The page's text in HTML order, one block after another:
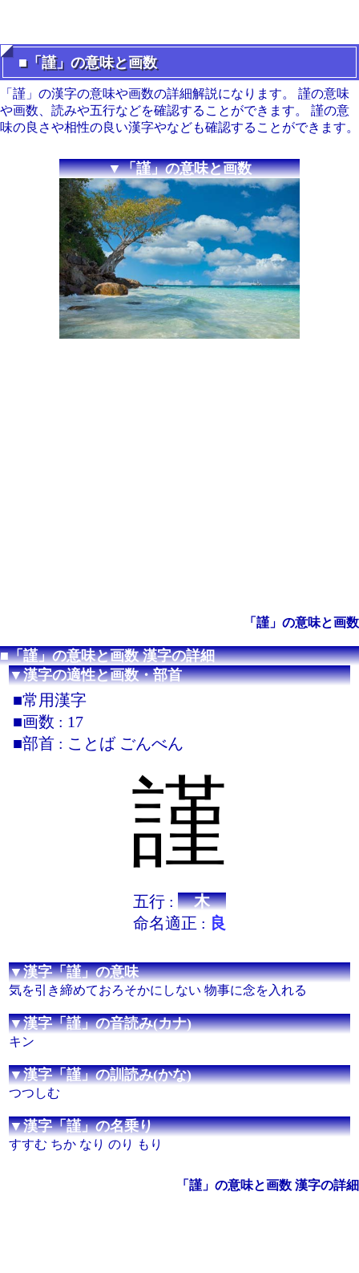
■「謹」の意味と画数
「謹」の漢字の意味や画数の詳細解説になります。 謹の意味
や画数、読みや五行などを確認することができます。 謹の意
味の良さや相性の良い漢字やなども確認することができます。
▼「謹」の意味と画数
「謹」の意味と画数
■「謹」の意味と画数 漢字の詳細
▼漢字の適性と画数・部首
■常用漢字
■画数 : 17
■部首 : ことば ごんべん
謹
五行 : 木
命名適正 : 良
▼漢字「謹」の意味
気を引き締めておろそかにしない 物事に念を入れる
▼漢字「謹」の音読み(カナ)
キン
▼漢字「謹」の訓読み(かな)
つつしむ
▼漢字「謹」の名乗り
すすむ ちか なり のり もり
「謹」の意味と画数 漢字の詳細